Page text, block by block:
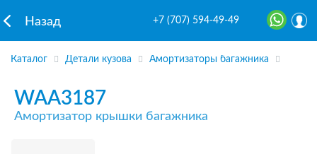
Назад +7 (707) 594-49-49
Каталог Детали кузова Амортизаторы багажника
WAA3187
Амортизатор крышки багажника